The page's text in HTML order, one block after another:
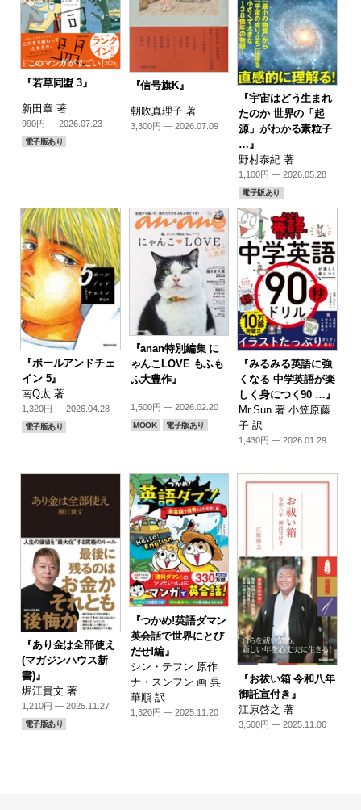
『若草同盟 3』
新田章 著
990円 — 2026.07.23
電子版あり
『信号旗K』
朝吹真理子 著
3,300円 — 2026.07.09
『宇宙はどう生まれ
たのか 世界の「起
源」がわかる素粒子
…』
野村泰紀 著
1,100円 — 2026.05.28
電子版あり
『ボールアンドチェ
イン 5』
南Q太 著
1,320円 — 2026.04.28
電子版あり
『anan特別編集 に
ゃんこLOVE もふも
ふ大豊作』
1,500円 — 2026.02.20
MOOK 電子版あり
『みるみる英語に強
くなる 中学英語が楽
しく身につく90 …』
Mr.Sun 著 小笠原藤
子 訳
1,430円 — 2026.01.29
『あり金は全部使え
(マガジンハウス新
書)』
堀江貴文 著
1,210円 — 2025.11.27
電子版あり
『つかめ!英語ダマン
英会話で世界にとび
だせ!編』
シン・テフン 原作
ナ・スンフン 画 呉
華順 訳
1,320円 — 2025.11.20
『お祓い箱 令和八年
御託宣付き』
江原啓之 著
3,500円 — 2025.11.06